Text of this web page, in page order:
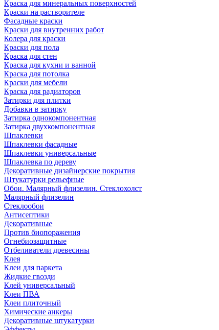
Краска для минеральных поверхностей
Краски на растворителе
Фасадные краски
Краски для внутренних работ
Колера для краски
Краски для пола
Краска для стен
Краска для кухни и ванной
Краска для потолка
Краски для мебели
Краска для радиаторов
Затирки для плитки
Добавки в затирку
Затирка однокомпонентная
Затирка двухкомпонентная
Шпаклевки
Шпаклевки фасадные
Шпаклевки универсальные
Шпаклевка по дереву
Декоративные дизайнерские покрытия
Штукатурки рельефные
Обои. Малярный флизелин. Стеклохолст
Малярный флизелин
Стеклообои
Антисептики
Декоративные
Против биопоражения
Огнебиозащитные
Отбеливатели древесины
Клея
Клеи для паркета
Жидкие гвозди
Клей универсальный
Клеи ПВА
Клеи плиточный
Химические анкеры
Декоративные штукатурки